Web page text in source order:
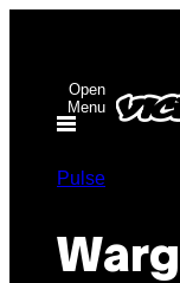
contentOpen
Menu
Pulse